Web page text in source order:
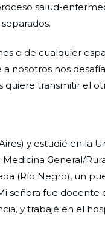
salud-
o de cualquier
nosotros nos
quiere transmitir el
y estudié en la
General/
(Río Negro), un
señora fue docente
y trabajé en el